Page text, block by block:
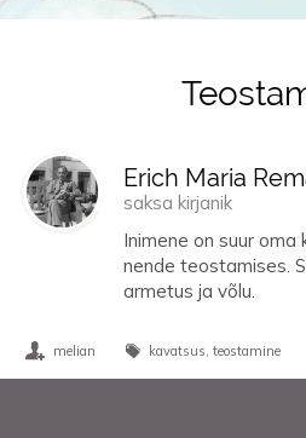
Tsitaadid teemal
Erich Maria
saksa kirjanik
Inimene on suur oma
nende teostamises.
armetus ja võlu.
melian kavatsus teostamine